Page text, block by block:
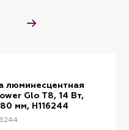
люминесцентная
Glo Т8, 14 Вт,
мм, H116244